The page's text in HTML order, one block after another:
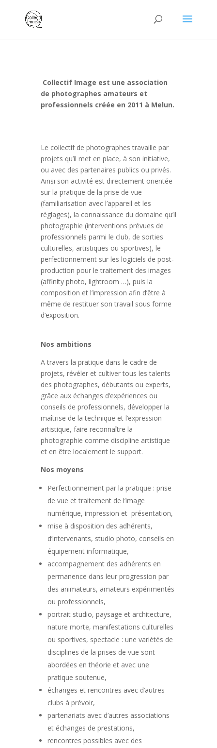
Collectif Image est une association
de photographes amateurs et
professionnels créée en 2011 à Melun.
Le collectif de photographes travaille par
projets qu’il met en place, à son initiative,
ou avec des partenaires publics ou privés.
Ainsi son activité est directement orientée
sur la pratique de la prise de vue
(familiarisation avec l’appareil et les
réglages), la connaissance du domaine qu’il
photographie (interventions prévues de
professionnels parmi le club, de sorties
culturelles, artistiques ou sportives), le
perfectionnement sur les logiciels de post-
production pour le traitement des images
(affinity photo, lightroom …), puis la
composition et l’impression afin d’être à
même de restituer son travail sous forme
d’exposition.
Nos ambitions
A travers la pratique dans le cadre de
projets, révéler et cultiver tous les talents
des photographes, débutants ou experts,
grâce aux échanges d’expériences ou
conseils de professionnels, développer la
maîtrise de la technique et l’expression
artistique, faire reconnaître la
photographie comme discipline artistique
et en être localement le support.
Nos moyens
Perfectionnement par la pratique : prise
de vue et traitement de l’image
numérique, impression et présentation,
mise à disposition des adhérents,
d’intervenants, studio photo, conseils en
équipement informatique,
accompagnement des adhérents en
permanence dans leur progression par
des animateurs, amateurs expérimentés
ou professionnels,
portrait studio, paysage et architecture,
nature morte, manifestations culturelles
ou sportives, spectacle : une variétés de
disciplines de la prises de vue sont
abordées en théorie et avec une
pratique soutenue,
échanges et rencontres avec d’autres
clubs à prévoir,
partenariats avec d’autres associations
et échanges de prestations,
rencontres possibles avec des